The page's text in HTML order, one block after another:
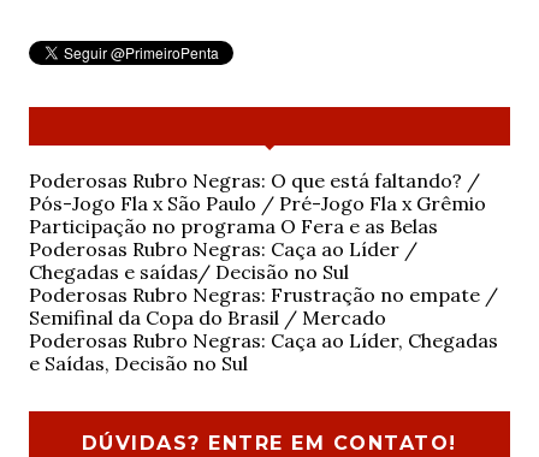
Poderosas Rubro Negras: O que está faltando? /
Pós-Jogo Fla x São Paulo / Pré-Jogo Fla x Grêmio
Participação no programa O Fera e as Belas
Poderosas Rubro Negras: Caça ao Líder /
Chegadas e saídas/ Decisão no Sul
Poderosas Rubro Negras: Frustração no empate /
Semifinal da Copa do Brasil / Mercado
Poderosas Rubro Negras: Caça ao Líder, Chegadas
e Saídas, Decisão no Sul
DÚVIDAS? ENTRE EM CONTATO!